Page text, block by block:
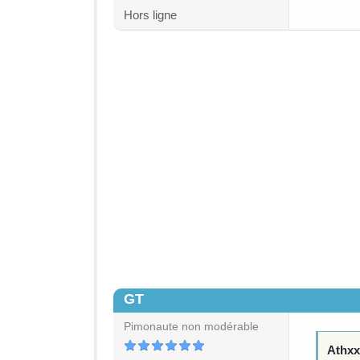
Hors ligne
GT
Pimonaute non modérable